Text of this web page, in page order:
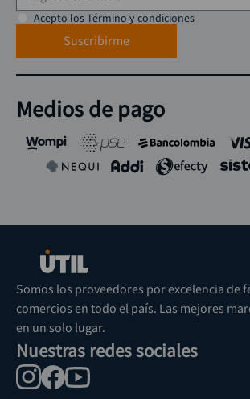
Acepto los Término y condiciones
Suscribirme
Medios de pago
Somos los proveedores por excelencia de
comercios en todo el país. Las mejores
en un solo lugar.
Nuestras redes sociales